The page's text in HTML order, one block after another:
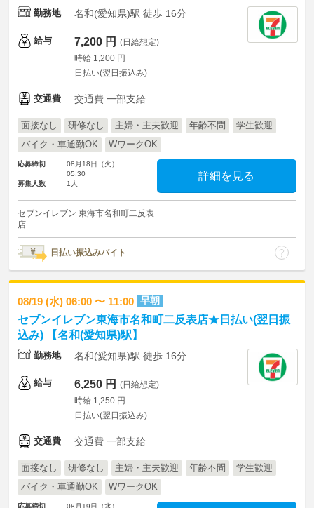
勤務地 名和(愛知県)駅 徒歩 16分
給与 7,200 円 (日給想定)
時給 1,200 円
日払い(翌日振込み)
交通費 交通費 一部支給
面接なし 研修なし 主婦・主夫歓迎 年齢不問
学生歓迎
バイク・車通勤OK
WワークOK
応募締切
08月18日（火）
05:30
募集人数
1人
詳細を見る
セブンイレブン 東海市名和町二反表
店
日払い振込みバイト
08/19 (水) 06:00 〜 11:00 早朝
セブンイレブン東海市名和町二反表店★日払い(翌日振
込み) 【名和(愛知県)駅】
勤務地 名和(愛知県)駅 徒歩 16分
給与 6,250 円 (日給想定)
時給 1,250 円
日払い(翌日振込み)
交通費 交通費 一部支給
面接なし 研修なし 主婦・主夫歓迎 年齢不問
学生歓迎
バイク・車通勤OK
WワークOK